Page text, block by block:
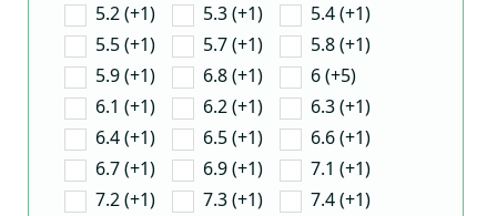
5.2 (+1)
5.3 (+1)
5.4 (+1)
5.5 (+1)
5.7 (+1)
5.8 (+1)
5.9 (+1)
6.8 (+1)
6 (+5)
6.1 (+1)
6.2 (+1)
6.3 (+1)
6.4 (+1)
6.5 (+1)
6.6 (+1)
6.7 (+1)
6.9 (+1)
7.1 (+1)
7.2 (+1)
7.3 (+1)
7.4 (+1)